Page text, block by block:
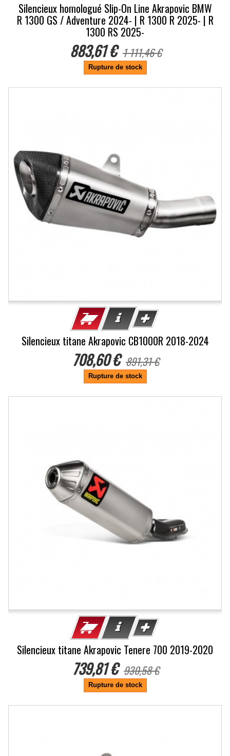
Silencieux homologué Slip-On Line Akrapovic BMW
R 1300 GS / Adventure 2024- | R 1300 R 2025- | R
1300 RS 2025-
883,61 € 1 111,46 €
Rupture de stock
Silencieux titane Akrapovic CB1000R 2018-2024
708,60 € 891,31 €
Rupture de stock
Silencieux titane Akrapovic Tenere 700 2019-2020
739,81 € 930,58 €
Rupture de stock